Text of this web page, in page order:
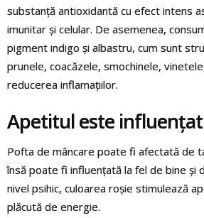
substanță antioxidantă cu efect intens
imunitar și celular. De asemenea,
pigment indigo și albastru, cum sunt
prunele, coacăzele, smochinele,
reducerea inflamațiilor.
Apetitul este
Pofta de mâncare poate fi afectată de
însă poate fi influențată la fel de bine și
nivel psihic, culoarea roșie stimulează
plăcută de energie.